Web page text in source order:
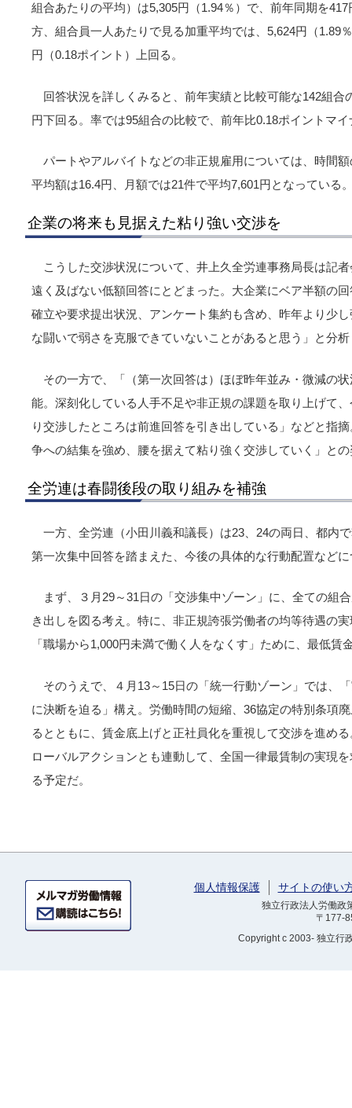
組合あたりの平均）は5,305円（1.94％）で、前年同期を
方、組合員一人あたりで見る加重平均では、5,624円（1.89
円（0.18ポイント）上回る。
回答状況を詳しくみると、前年実績と比較可能な142組合
円下回る。率では95組合の比較で、前年比0.18ポイントマ
パートやアルバイトなどの非正規雇用については、時間
平均額は16.4円、月額では21件で平均7,601円となっている
企業の将来も見据えた粘り強い交渉を
こうした交渉状況について、井上久全労連事務局長は記
遠く及ばない低額回答にとどまった。大企業にベア半額の
確立や要求提出状況、アンケート集約も含め、昨年より少
な闘いで弱さを克服できていないことがあると思う」と分
その一方で、「（第一次回答は）ほぼ昨年並み・微減の
能。深刻化している人手不足や非正規の課題を取り上げて
り交渉したところは前進回答を引き出している」などと指
争への結集を強め、腰を据えて粘り強く交渉していく」と
全労連は春闘後段の取り組みを補強
一方、全労連（小田川義和議長）は23、24の両日、都内
第一次集中回答を踏まえた、今後の具体的な行動配置など
まず、３月29～31日の「交渉集中ゾーン」に、全ての組
き出しを図る考え。特に、非正規誇張労働者の均等待遇の
「職場から1,000円未満で働く人をなくす」ために、最低賃
そのうえで、４月13～15日の「統一行動ゾーン」では、
に決断を迫る」構え。労働時間の短縮、36協定の特別条項
るとともに、賃金底上げと正社員化を重視して交渉を進め
ローバルアクションとも連動して、全国一律最賃制の実現
る予定だ。
個人情報保護 サイトの使い
独立行政法人労働
〒177-
Copyright c 2003- 独立行